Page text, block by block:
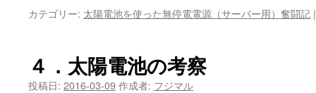
カテゴリー: 太陽電池を使った無停電電源（サーバー用）奮闘記 |
４．太陽電池の考察
投稿日: 2016-03-09作成者: フジマル